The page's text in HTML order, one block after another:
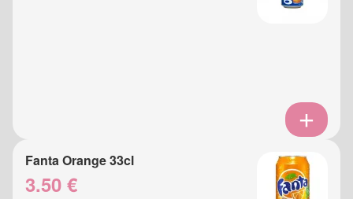
Fanta Orange 33cl
3.50 €